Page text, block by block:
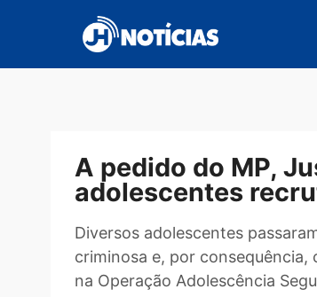
conteúdo
A pedido do
adolescentes
Diversos adolescentes
criminosa e, por